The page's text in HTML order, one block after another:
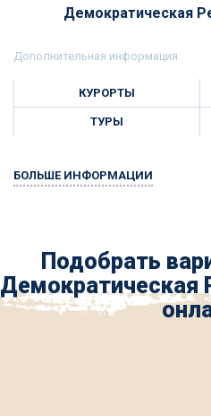
Демократическая
Дополнительная информация:
КУРОРТЫ
ТУРЫ
БОЛЬШЕ ИНФОРМАЦИИ
Подобрать
Демократическая